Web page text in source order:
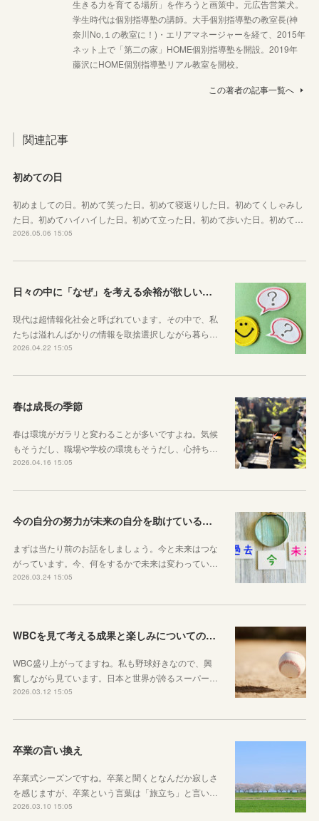
生きる力を育てる場所」を作ろうと画策中。元広告営業犬。
学生時代は個別指導塾の講師。大手個別指導塾の教室長(神
奈川No,１の教室に！)・エリアマネージャーを経て、2015年
ネット上で「第二の家」HOME個別指導塾を開設。2019年
藤沢にHOME個別指導塾リアル教室を開校。
この著者の記事一覧へ
関連記事
初めての日
初めましての日。初めて笑った日。初めて寝返りした日。初めてくしゃみし
た日。初めてハイハイした日。初めて立った日。初めて歩いた日。初めて…
2026.05.06 15:05
日々の中に「なぜ」を考える余裕が欲しい子どもたちへ
現代は超情報化社会と呼ばれています。その中で、私
たちは溢れんばかりの情報を取捨選択しながら暮ら…
2026.04.22 15:05
春は成長の季節
春は環境がガラリと変わることが多いですよね。気候
もそうだし、職場や学校の環境もそうだし、心持ち…
2026.04.16 15:05
今の自分の努力が未来の自分を助けているという感覚を持とう！
まずは当たり前のお話をしましょう。今と未来はつな
がっています。今、何をするかで未来は変わってい…
2026.03.24 15:05
WBCを見て考える成果と楽しみについてのお話
WBC盛り上がってますね。私も野球好きなので、興
奮しながら見ています。日本と世界が誇るスーパー…
2026.03.12 15:05
卒業の言い換え
卒業式シーズンですね。卒業と聞くとなんだか寂しさ
を感じますが、卒業という言葉は「旅立ち」と言い…
2026.03.10 15:05